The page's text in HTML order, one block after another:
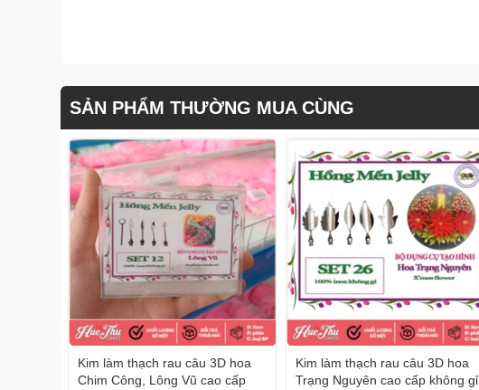
SẢN PHẨM THƯỜNG MUA CÙNG
Kim làm thạch rau câu 3D hoa
Chim Công, Lông Vũ cao cấp
Kim làm thạch rau câu 3D hoa
Trạng Nguyên cao cấp không gỉ